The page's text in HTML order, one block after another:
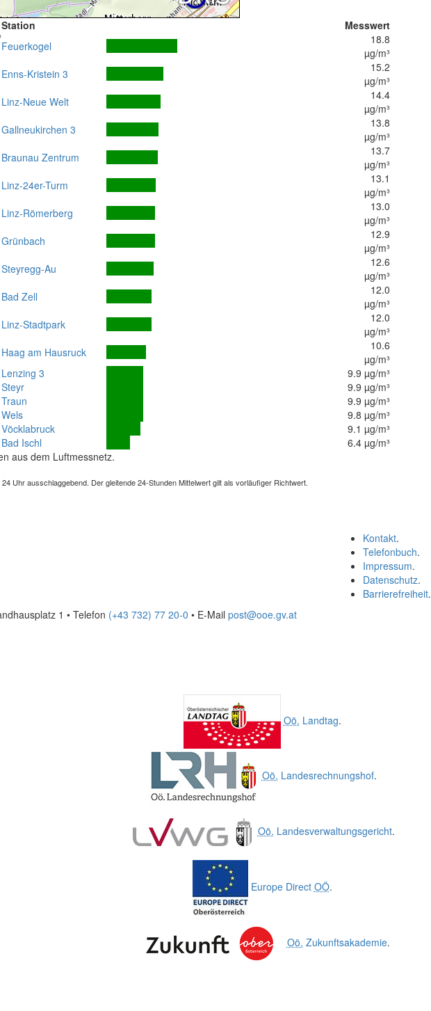
Station
Messwert
Feuerkogel
18.8
µg/m³
Enns-Kristein 3
15.2
µg/m³
Linz-Neue Welt
14.4
µg/m³
Gallneukirchen 3
13.8
µg/m³
Braunau Zentrum
13.7
µg/m³
Linz-24er-Turm
13.1
µg/m³
Linz-Römerberg
13.0
µg/m³
Grünbach
12.9
µg/m³
Steyregg-Au
12.6
µg/m³
Bad Zell
12.0
µg/m³
Linz-Stadtpark
12.0
µg/m³
Haag am Hausruck
10.6
µg/m³
Lenzing 3
9.9 µg/m³
Steyr
9.9 µg/m³
Traun
9.9 µg/m³
Wels
9.8 µg/m³
Vöcklabruck
9.1 µg/m³
Bad Ischl
6.4 µg/m³
aus dem Luftmessnetz.
Uhr ausschlaggebend. Der gleitende 24-Stunden Mittelwert gilt als vorläufiger Richtwert.
Kontakt.
Telefonbuch.
Impressum.
Datenschutz.
Barrierefreiheit.
1 • Telefon (+43 732) 77 20-0 • E-Mail post@ooe.gv.at
Oö. Landtag.
Oö. Landesrechnungshof.
Oö. Landesverwaltungsgericht.
Europe Direct OÖ.
Oö. Zukunftsakademie.